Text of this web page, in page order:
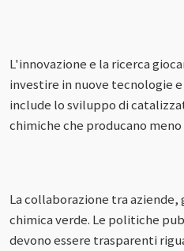
L'innovazione e la ricerca
investire in nuove tecnologie
include lo sviluppo di
chimiche che producano
La collaborazione tra
chimica verde. Le politiche
devono essere trasparenti